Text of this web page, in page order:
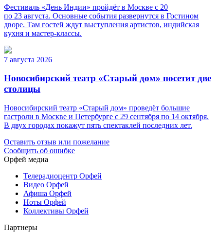
Фестиваль «День Индии» пройдёт в Москве с 20
по 23 августа. Основные события развернутся в Гостином
дворе. Там гостей ждут выступления артистов, индийская
кухня и мастер-классы.
7 августа 2026
Новосибирский театр «Старый дом» посетит две
столицы
Новосибирский театр «Старый дом» проведёт большие
гастроли в Москве и Петербурге с 29 сентября по 14 октября.
В двух городах покажут пять спектаклей последних лет.
Оставить отзыв или пожелание
Сообщить об ошибке
Орфей медиа
Телерадиоцентр Орфей
Видео Орфей
Афиша Орфей
Ноты Орфей
Коллективы Орфей
Партнеры